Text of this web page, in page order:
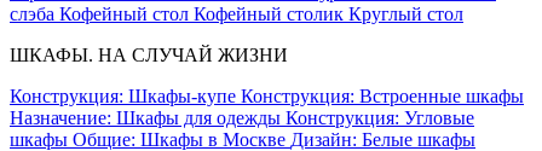
слэба Кофейный стол Кофейный столик Круглый стол
ШКАФЫ. НА СЛУЧАЙ ЖИЗНИ
Конструкция: Шкафы-купе Конструкция: Встроенные шкафы
Назначение: Шкафы для одежды Конструкция: Угловые
шкафы Общие: Шкафы в Москве Дизайн: Белые шкафы